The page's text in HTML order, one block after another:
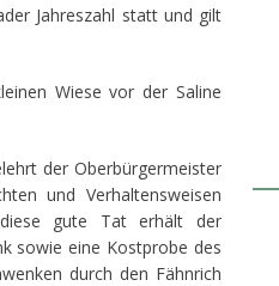
Jahreszahl statt und gilt
Wiese vor der Saline
der Oberbürgermeister
und Verhaltensweisen
gute Tat erhält der
sowie eine Kostprobe des
durch den Fähnrich